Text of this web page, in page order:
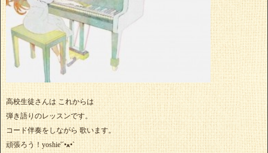
高校生徒さんは これからは
弾き語りのレッスンです。
コード伴奏をしながら 歌います。
頑張ろう！yoshie'‎´•ﻌ•`